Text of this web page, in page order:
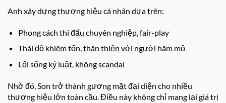
Anh xây dựng thương hiệu cá nhân dựa trên:
Phong cách thi đấu chuyên nghiệp, fair-play
Thái độ khiêm tốn, thân thiện với người hâm mộ
Lối sống kỷ luật, không scandal
Nhờ đó, Son trở thành gương mặt đại diện cho nhiều
thương hiệu lớn toàn cầu. Điều này không chỉ mang lại giá trị